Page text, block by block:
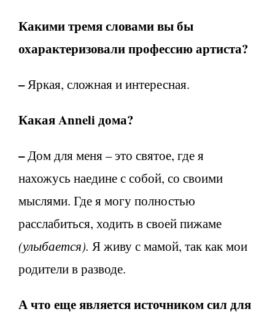
Какими тремя словами вы бы
охарактеризовали профессию артиста?
–Яркая, сложная и интересная.
КакаяAnneliдома?
–Дом для меня – это святое, где я
нахожусь наедине с собой, со своими
мыслями. Где я могу полностью
расслабиться, ходить в своей пижаме
(улыбается). Я живу с мамой, так как мои
родители в разводе.
А что еще является источником сил для